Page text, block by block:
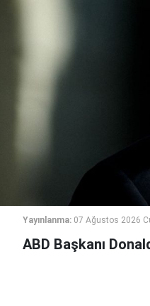
Yayınlanma: 07 Ağustos 2026
ABD Başkanı